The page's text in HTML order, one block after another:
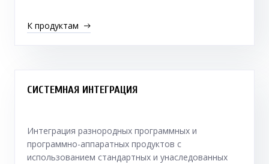
К продуктам
СИСТЕМНАЯ ИНТЕГРАЦИЯ
Интеграция разнородных программных и
программно-аппаратных продуктов с
использованием стандартных и унаследованных